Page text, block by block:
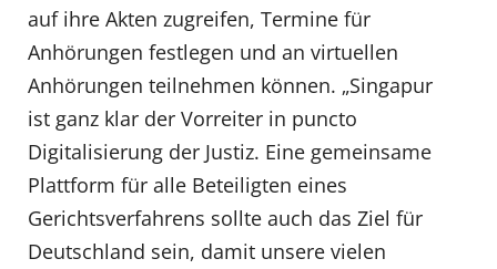
auf ihre Akten zugreifen, Termine für
Anhörungen festlegen und an virtuellen
Anhörungen teilnehmen können. „Singapur
ist ganz klar der Vorreiter in puncto
Digitalisierung der Justiz. Eine gemeinsame
Plattform für alle Beteiligten eines
Gerichtsverfahrens sollte auch das Ziel für
Deutschland sein, damit unsere vielen